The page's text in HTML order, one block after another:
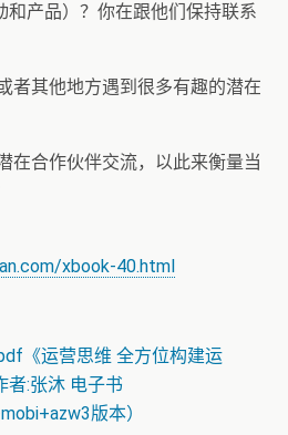
和产品）？你在跟他们保持联系
者其他地方遇到很多有趣的潜在
在合作伙伴交流，以此来衡量当
xbook-40.html
《运营思维 全方位构建运
者:张沐 电子书
版本）